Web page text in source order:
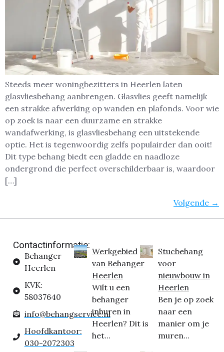
Steeds meer woningbezitters in Heerlen laten
glasvliesbehang aanbrengen. Glasvlies geeft namelijk
een strakke afwerking op wanden en plafonds. Voor wie
op zoek is naar een duurzame en strakke
wandafwerking, is glasvliesbehang een uitstekende
optie. Het is tegenwoordig zelfs populairder dan ooit!
Dit type behang biedt een gladde en naadloze
ondergrond die perfect overschilderbaar is, waardoor
[…]
Volgende →
Contactinformatie:
Behanger
Heerlen
KVK:
58037640
info@behangservice.nl
Hoofdkantoor:
030-2072303
Werkgebied
van Behanger
Heerlen
Wilt u een
behanger
inhuren in
Heerlen? Dit is
het...
Stucbehang
voor
nieuwbouw in
Heerlen
Ben je op zoek
naar een
manier om je
muren...